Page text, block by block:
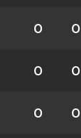
0 0
0 0
0 0